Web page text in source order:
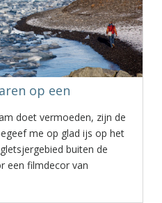
op een
doet vermoeden, zijn de
me op glad ijs op het
buiten de
een filmdecor van